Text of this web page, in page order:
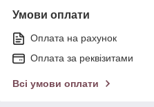
Умови оплати
Оплата на рахунок
Оплата за реквізитами
Всі умови оплати